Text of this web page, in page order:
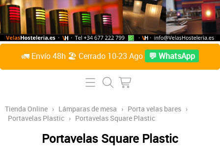
🚛 Envío 48h 🏖️ Cerrado 10-23 Ago 💬 WhatsApp
Inicio
Tienda Online
Velas de parafina líquida
Preguntas Frecuentes
Tienda Online › Lámparas de mesa › Porta velas bares ›
Portavelas Plastic › Portavelas Square Plastic
Portavelas Square Plastic